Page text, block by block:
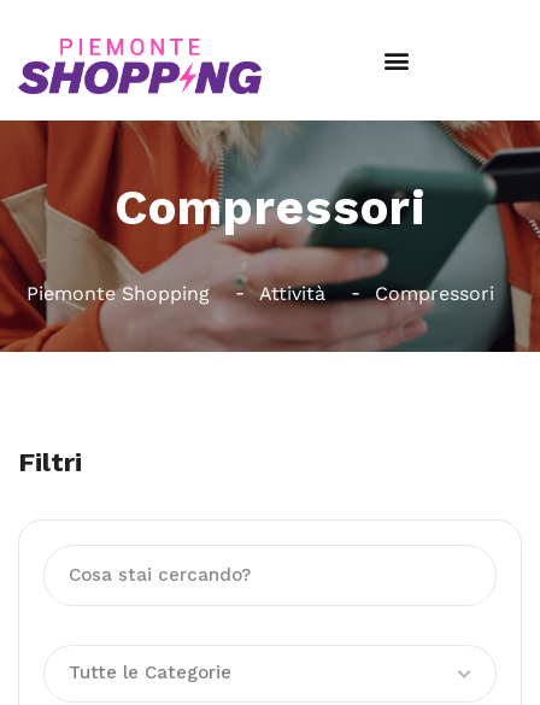
Compressori
Piemonte Shopping Attività Compressori
Filtri
Tutte le Categorie